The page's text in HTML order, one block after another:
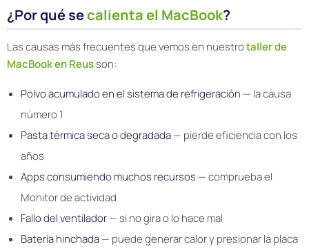
¿Por qué secalienta el MacBook?
Las causas más frecuentes que vemos en nuestrotaller de
MacBook en Reusson:
Polvo acumulado en el sistema de refrigeración — la causa
número 1
Pasta térmica seca o degradada— pierde eficiencia con los
años
Apps consumiendo muchos recursos— comprueba el
Monitor de actividad
Fallo del ventilador— si no gira o lo hace mal
Batería hinchada— puede generar calor y presionar la placa